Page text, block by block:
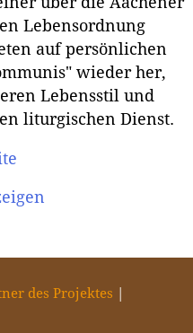
Lebensordnung
auf persönlichen
wieder her,
Lebensstil und
liturgischen Dienst.
des Projektes